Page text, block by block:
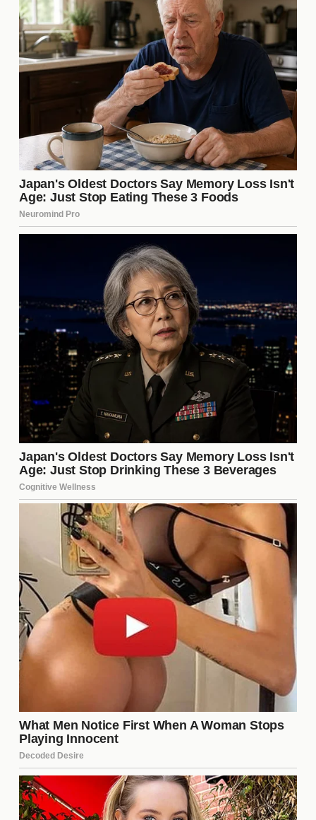
su estrategia dentro del juego.
Impacto en la audiencia y en el
programa
La controversia generada por el conflicto entre
Manu, Charlotte y Cola ha tenido un impacto
significativo en la audiencia de "Gran Hermano".
Las redes sociales se han inundado de comentarios
y memes, reflejando el interés y la indignación de
los espectadores. Este tipo de situaciones no solo
atraen más vistas, sino que también mantienen el
programa en el centro de la conversación
mediática, lo que es crucial para su éxito.
¿Qué podemos esperar en los
próximos episodios?
Con el desenlace de este conflicto aún por verse,
los próximos episodios prometen ser electrizantes.
Los productores del programa seguramente
aprovecharán esta tensión para mantener a la
audiencia enganchada. Las estrategias de cada
concursante se volverán aún más cruciales, y los
seguidores están ansiosos por ver cómo se
desarrollará la trama en los días venideros. Las
alianzas y rivalidades podrían cambiar
drásticamente, haciendo que cada episodio sea
impredecible.
Los antecedentes del conflicto
Para entender la magnitud del enfrentamiento entre
Manu Pincoya y Charlotte, es esencial revisar los
antecedentes que han llevado a esta situación.
Desde el inicio del programa, ambos concursantes
han tenido personalidades fuertes y han chocado
en varias ocasiones. Esto ha creado un ambiente
de tensión que ha escalado en los últimos
episodios. Las constantes comparaciones y
rivalidades entre ellos han contribuido a un clima de
desconfianza y hostilidad.